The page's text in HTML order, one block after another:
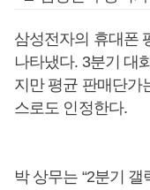
삼성전자의 휴대폰
나타냈다. 3분기 대
지만 평균 판매단가
스로도 인정한다.
박 상무는 “2분기